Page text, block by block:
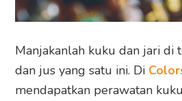
Manjakanlah kuku dan jari di
dan jus yang satu ini. Di
mendapatkan perawatan